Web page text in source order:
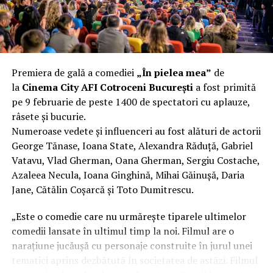
funcționalitate reală.
Aluminiul, pe scurt: ușor,
rezistent la coroziune, dar cu
nuanțe
Aluminiul e materialul care apare primul în conversație
când cineva caută un pavilion ușor. Și pe bună dreptate.
Densitatea aluminiului e de aproximativ 2,7 g/cm³, față
de circa 7,8 g/cm³ pentru oțel. Practic, la un volum
identic, aluminiul cântărește cam o treime din greutatea
oțelului. Pentru oricine transportă, montează și
demontează frecvent o structură, diferența asta se
simte enorm.
Un alt avantaj greu de ignorat e rezistența naturală la
coroziune. Aluminiul formează un strat subțire de oxid
Premiera de gală a comediei „În pielea mea” de
la Cinema City AFI Cotroceni Bucureștia fost primită
pe 9 februarie de peste 1400 de spectatori cu aplauze,
râsete și bucurie.
Numeroase vedete și influenceri au fost alături de actorii
George Tănase, Ioana State, Alexandra Răduță, Gabriel
Vatavu, Vlad Gherman, Oana Gherman, Sergiu Costache,
Azaleea Necula, Ioana Ginghină, Mihai Găinușă, Daria
Jane, Cătălin Coșarcă și Toto Dumitrescu.
„Este o comedie care nu urmărește tiparele ultimelor
comedii lansate în ultimul timp la noi. Filmul are o
narațiune jucăușă cu personaje construite în jurul unei
tematici aprins dezbătută în societatea de astăzi. Filmul